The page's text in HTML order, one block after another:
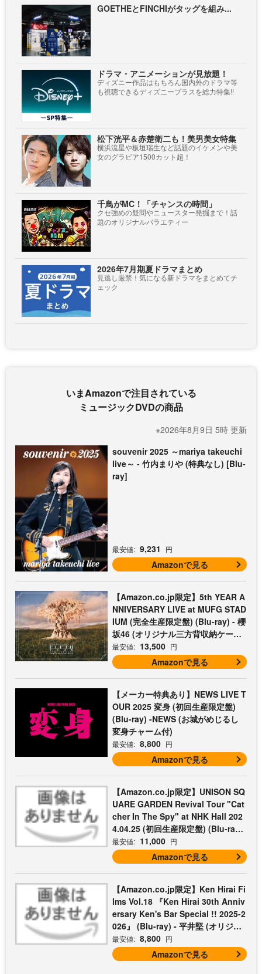
GOETHEとFINCHIがタッグを組み...
ドラマ・アニメーションが見放題！
ディズニー作品はもちろん国内外のドラマ等
も視聴できるディズニープラスを総力特集!!
松下洸平＆赤楚衛二も！美男美女特集
横浜流星や板垣瑞生など話題のイケメンや美
女のグラビア1500カット超！
千鳥がMC！「チャンスの時間」
クセ強めの疑問やニュースター発掘まで！話
題のオリジナルバラエティー
2026年7月期夏ドラマまとめ
見逃し厳禁！気になる新ドラマをまとめてチ
ェック
いまAmazonで注目されている
ミュージックDVDの商品
※2026年8月9日 5時 更新
souvenir 2025 ～mariya takeuchi
live～ - 竹内まりや (特典なし) [Blu-
ray]
最安値: 9,231 円
Amazonで見る
【Amazon.co.jp限定】5th YEAR A
NNIVERSARY LIVE at MUFG STAD
IUM (完全生産限定盤) (Blu-ray) - 櫻
坂46 (オリジナル三方背収納ケース
付)
最安値: 13,500 円
Amazonで見る
【メーカー特典あり】NEWS LIVE T
OUR 2025 変身 (初回生産限定盤)
(Blu-ray) -NEWS (お城がめじるし
変身チャーム付)
最安値: 8,800 円
Amazonで見る
【Amazon.co.jp限定】UNISON SQ
UARE GARDEN Revival Tour "Cat
cher In The Spy" at NHK Hall 202
4.04.25 (初回生産限定盤) (Blu-ray)
- UNISON SQUARE GARDEN (コッ
トン巾着付)
最安値: 11,000 円
Amazonで見る
【Amazon.co.jp限定】Ken Hirai Fi
lms Vol.18 『Ken Hirai 30th Anniv
ersary Ken's Bar Special !! 2025-2
026』 (Blu-ray) - 平井堅 (オリジナ
ルライブフォトシートセット3枚組
付)
最安値: 8,800 円
Amazonで見る